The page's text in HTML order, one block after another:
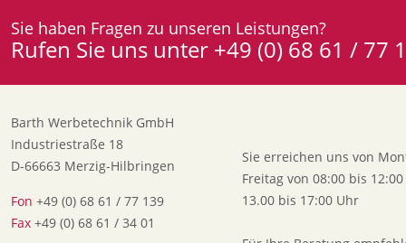
Sie haben Fragen zu unseren Leistungen?
Rufen Sie uns unter +49 (0) 68 61 /
Barth Werbetechnik GmbH
Industriestraße 18
D-66663 Merzig-Hilbringen
Fon +49 (0) 68 61 / 77 139
Fax +49 (0) 68 61 / 34 01
Sie erreichen uns von
Freitag von 08:00 bis
13.00 bis 17:00 Uhr